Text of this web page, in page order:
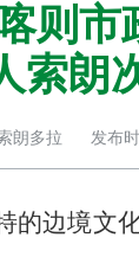
市
索朗
朗多拉 发布
边境